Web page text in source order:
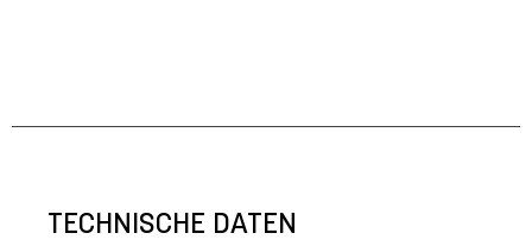
TECHNISCHE DATEN